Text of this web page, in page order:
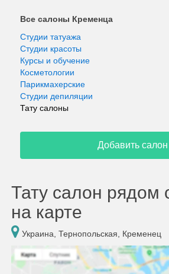
Все салоны Кременца
Студии татуажа
Студии красоты
Курсы и обучение
Косметологии
Парикмахерские
Студии депиляции
Тату салоны
Добавить салон
Тату салон рядом
на карте
Украина, Тернопольская, Кременец